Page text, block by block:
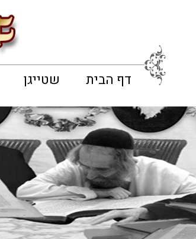
דף הבית שטייגן